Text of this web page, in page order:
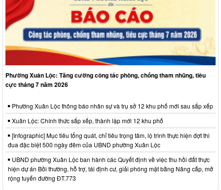
Phường Xuân Lộc: Tăng cường công tác phòng, chống tham nhũng, tiêu
cực tháng 7 năm 2026
Phường Xuân Lộc thông báo nhân sự và trụ sở 12 khu phố mới sau sắp xếp
Xuân Lộc: Chính thức sắp xếp, thành lập mới 12 khu phố
[Infographic] Mục tiêu tổng quát, chỉ tiêu trọng tâm, lộ trình thực hiện đợt thi
đua đặc biệt 500 ngày đêm của UBND phường Xuân Lộc
UBND phường Xuân Lộc ban hành các Quyết định về việc thu hồi đất thực
hiện dự án Bồi thường, hỗ trợ, tái định cư, giải phóng mặt bằng Nâng cấp, mở
rộng tuyến đường ĐT.773